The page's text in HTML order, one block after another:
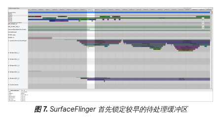
图 7. SurfaceFlinger 首先锁定较早的待处理缓冲区